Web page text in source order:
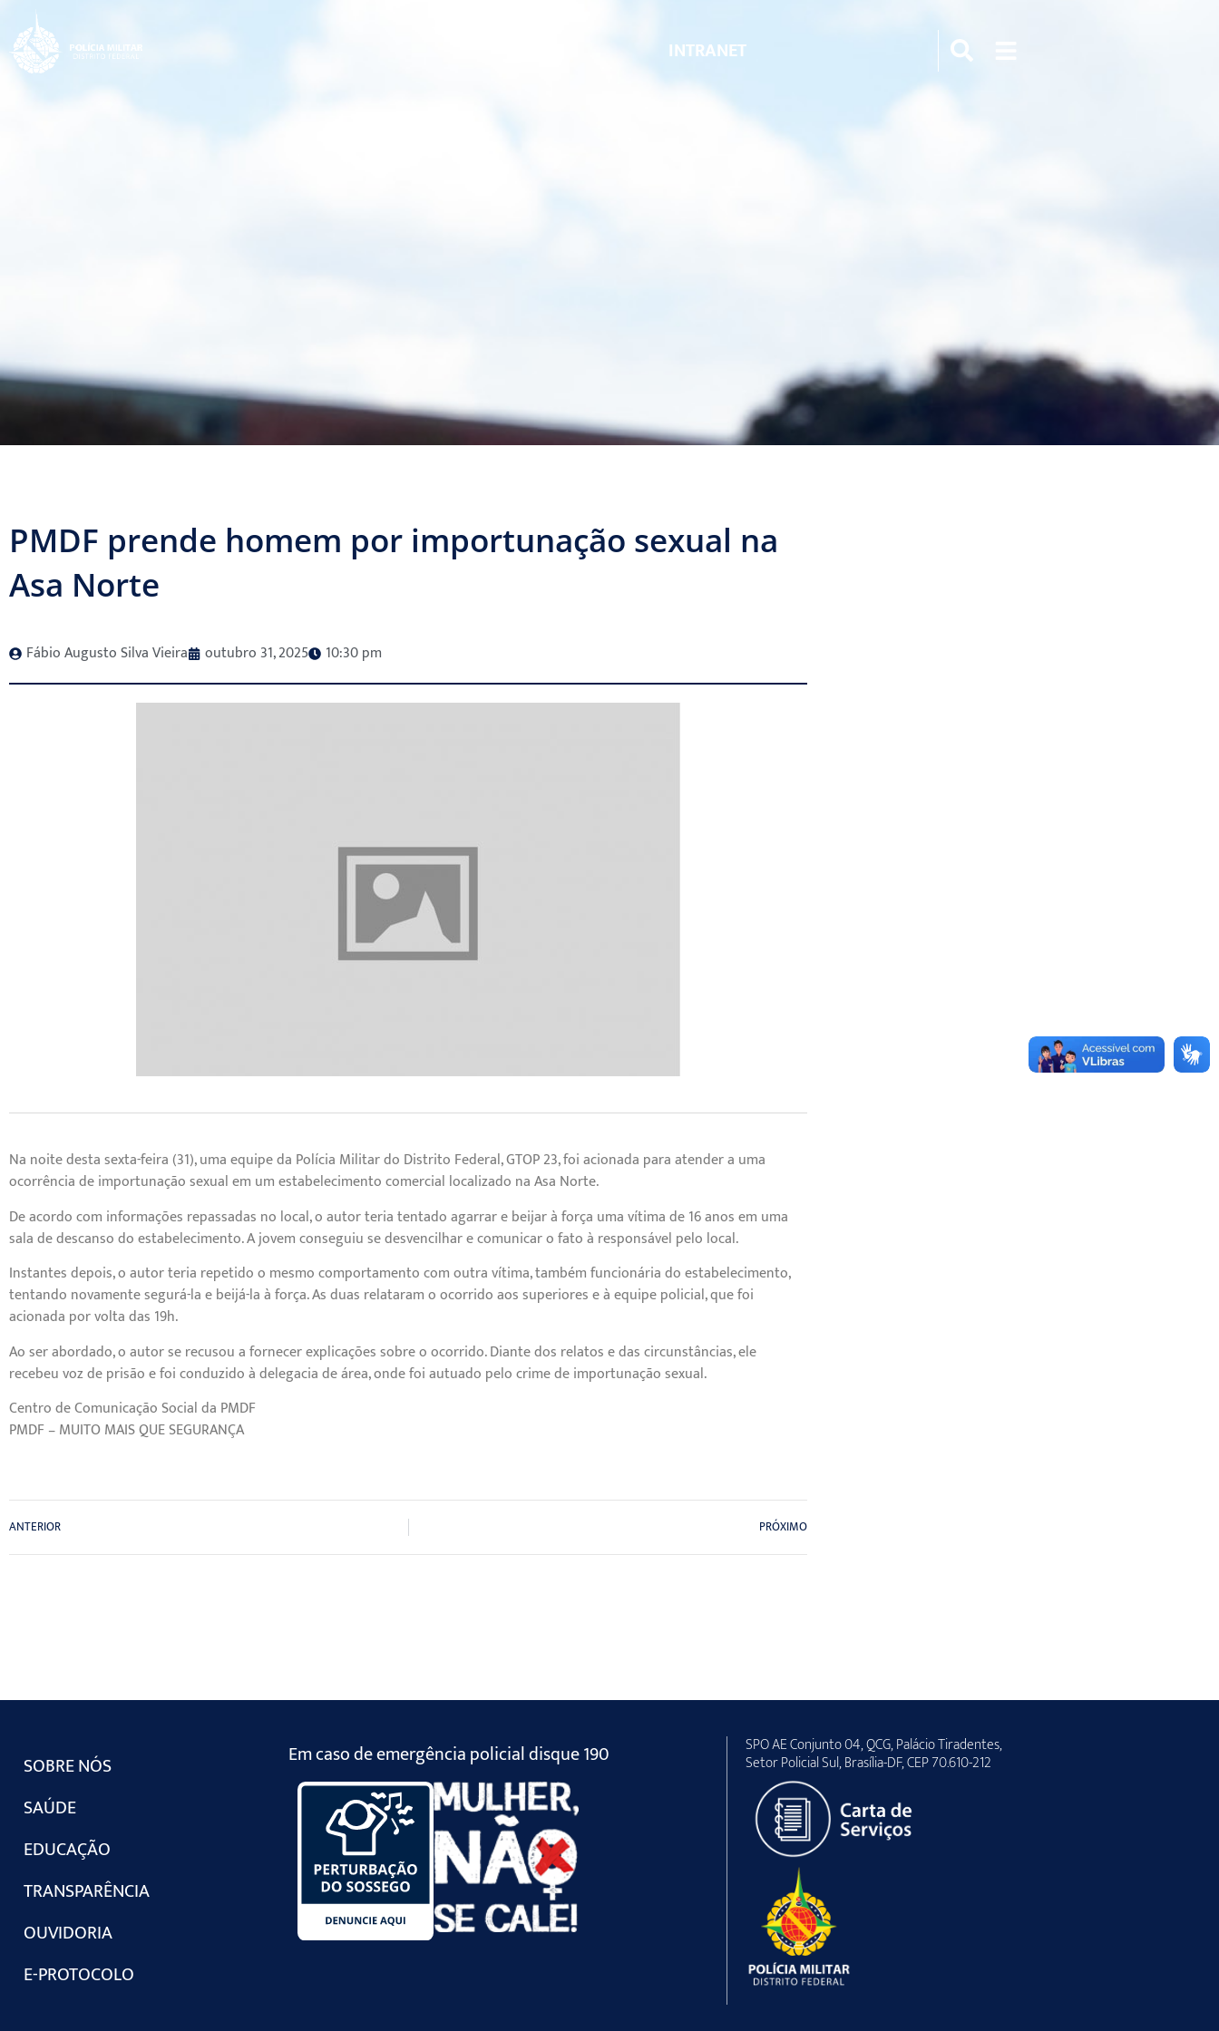
INTRANET
PMDF prende homem por importunação sexual na
Asa Norte
Fábio Augusto Silva Vieira outubro 31, 2025 10:30 pm
Na noite desta sexta-feira (31), uma equipe da Polícia Militar do Distrito Federal, GTOP 23, foi acionada para atender a uma
ocorrência de importunação sexual em um estabelecimento comercial localizado na Asa Norte.
De acordo com informações repassadas no local, o autor teria tentado agarrar e beijar à força uma vítima de 16 anos em uma
sala de descanso do estabelecimento. A jovem conseguiu se desvencilhar e comunicar o fato à responsável pelo local.
Instantes depois, o autor teria repetido o mesmo comportamento com outra vítima, também funcionária do estabelecimento,
tentando novamente segurá-la e beijá-la à força. As duas relataram o ocorrido aos superiores e à equipe policial, que foi
acionada por volta das 19h.
Ao ser abordado, o autor se recusou a fornecer explicações sobre o ocorrido. Diante dos relatos e das circunstâncias, ele
recebeu voz de prisão e foi conduzido à delegacia de área, onde foi autuado pelo crime de importunação sexual.
Centro de Comunicação Social da PMDF
PMDF – MUITO MAIS QUE SEGURANÇA
ANTERIOR PRÓXIMO
SOBRE NÓS
SAÚDE
EDUCAÇÃO
TRANSPARÊNCIA
OUVIDORIA
E-PROTOCOLO
Em caso de emergência policial disque 190 SPO AE Conjunto 04, QCG, Palácio Tiradentes,
Setor Policial Sul, Brasília-DF, CEP 70.610-212